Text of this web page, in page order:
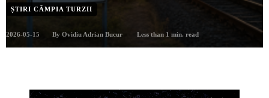
ȘTIRI CÂMPIA TURZII
2026-05-15 By Ovidiu Adrian Bucur Less than 1 min. read